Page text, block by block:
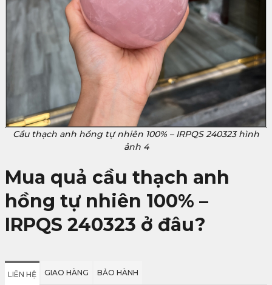
Cầu thạch anh hồng tự nhiên 100% – IRPQS 240323 hình
ảnh 4
Mua quả cầu thạch anh
hồng tự nhiên 100% –
IRPQS 240323 ở đâu?
LIÊN HỆ GIAO HÀNG BẢO HÀNH